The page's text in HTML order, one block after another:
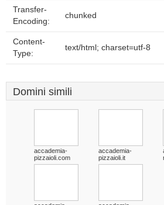
Transfer-
Encoding:
chunked
Content-
Type:
text/html; charset=utf-8
Domini simili
accademia-
pizzaioli.com
accademia-
pizzaioli.it